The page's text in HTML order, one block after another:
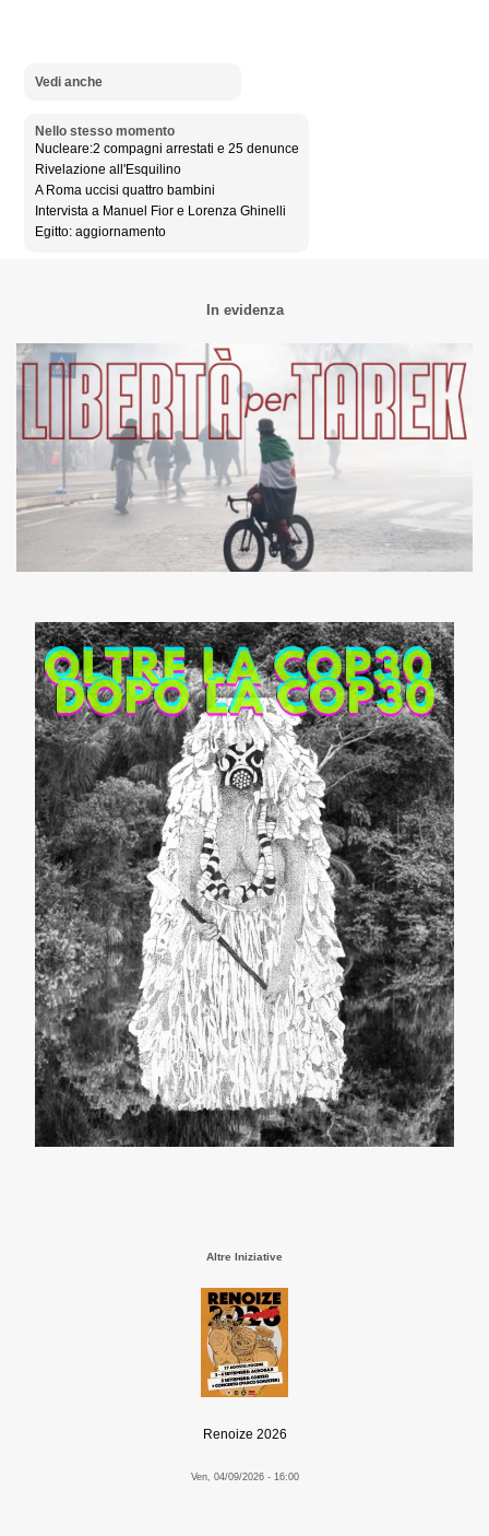
Vedi anche
Nello stesso momento
Nucleare:2 compagni arrestati e 25 denunce
Rivelazione all'Esquilino
A Roma uccisi quattro bambini
Intervista a Manuel Fior e Lorenza Ghinelli
Egitto: aggiornamento
In evidenza
Altre Iniziative
Renoize 2026
Ven, 04/09/2026 - 16:00